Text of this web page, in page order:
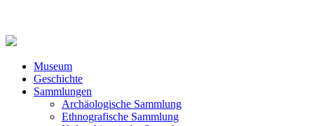
Museum
Geschichte
Sammlungen
Archäologische Sammlung
Ethnografische Sammlung